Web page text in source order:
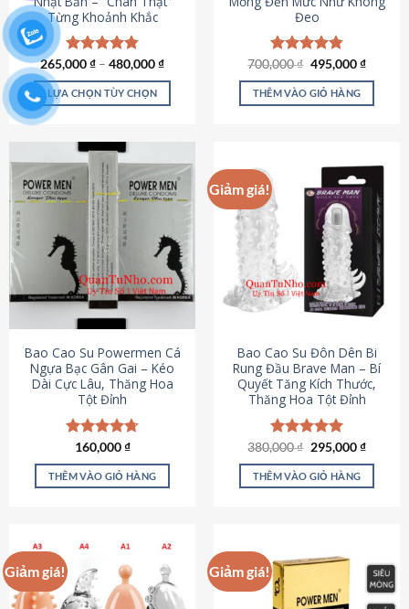
Từng Khoảnh Khắc
Được xếp
hạng4.87
5 sao
265,000₫ – 480,000₫
LỰA CHỌN TÙY CHỌN
này
có
nhiều
biến
thể.
Các
tùy
chọn
có
chọn
trên
trang
sản
phẩm
Đeo
Được xếp
hạng4.83
5 sao
700,000₫ Giá
là:
700,000 ₫.
495,000₫Giá
tại
THÊM VÀO GIỎ HÀNG
Bao Cao Su Powermen Cá
Ngựa Bạc Gân Gai – Kéo
Dài Cực Lâu, Thăng Hoa
Tột Đỉnh
Được xếp
hạng4.73
5 sao
160,000₫
THÊM VÀO GIỎ HÀNG
Giảm giá!
Bao Cao Su Đôn Dên Bi
Rung Đầu Brave Man – Bí
Quyết Tăng Kích Thước,
Thăng Hoa Tột Đỉnh
Được xếp
hạng5.00
5 sao
380,000₫ Giá
là:
380,000 ₫.
295,000₫Giá
tại
THÊM VÀO GIỎ HÀNG
Giảm giá! Giảm giá!